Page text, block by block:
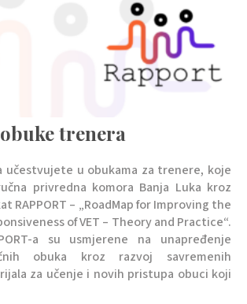
trenera
učestvujete u obukama za trenere, koje
privredna komora Banja Luka kroz
RAPPORT – „RoadMap for Improving the
of VET – Theory and Practice“.
a su usmjerene na unapređenje
obuka kroz razvoj savremenih
za učenje i novih pristupa obuci koji